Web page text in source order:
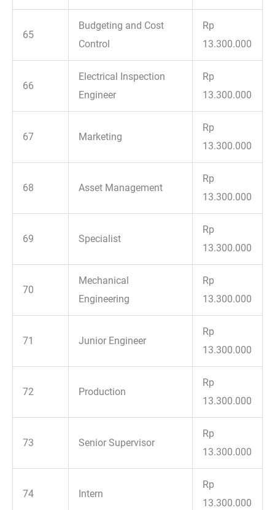
65
Budgeting and Cost
Control
Rp
13.300.000
66
Electrical Inspection
Engineer
Rp
13.300.000
67 Marketing
Rp
13.300.000
68 Asset Management
Rp
13.300.000
69 Specialist
Rp
13.300.000
70
Mechanical
Engineering
Rp
13.300.000
71 Junior Engineer
Rp
13.300.000
72 Production
Rp
13.300.000
73 Senior Supervisor
Rp
13.300.000
74 Intern
Rp
13.300.000